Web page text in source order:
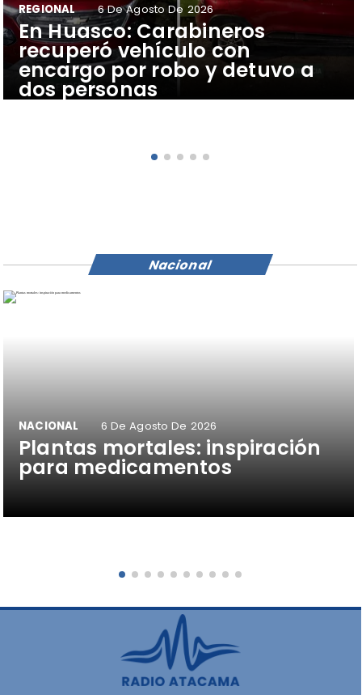
​En Huasco: Carabineros
recuperó vehículo con
encargo por robo y detuvo a
dos personas
REGIONAL 6 De Agosto De 2026
Plantas mortales: inspiración
para medicamentos
NACIONAL 6 De Agosto De 2026
Nacional